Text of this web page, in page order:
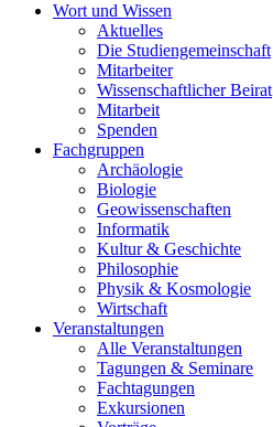
Wort und Wissen
Aktuelles
Die Studiengemeinschaft
Mitarbeiter
Wissenschaftlicher Beirat
Mitarbeit
Spenden
Fachgruppen
Archäologie
Biologie
Geowissenschaften
Informatik
Kultur & Geschichte
Philosophie
Physik & Kosmologie
Wirtschaft
Veranstaltungen
Alle Veranstaltungen
Tagungen & Seminare
Fachtagungen
Exkursionen